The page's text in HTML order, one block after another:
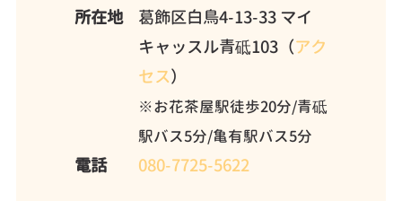
所在地
葛飾区白鳥4-13-33 マイ
キャッスル青砥103（アク
セス）
※お花茶屋駅徒歩20分/青砥
駅バス5分/亀有駅バス5分
電話 080-7725-5622